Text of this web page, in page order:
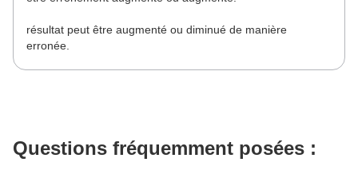
résultat peut être augmenté ou diminué de manière
erronée.
Questions fréquemment posées :